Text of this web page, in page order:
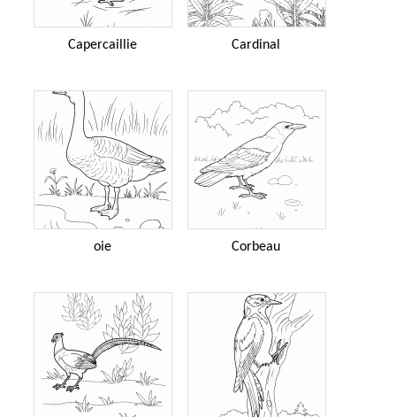
Capercaillie Cardinal
oie Corbeau